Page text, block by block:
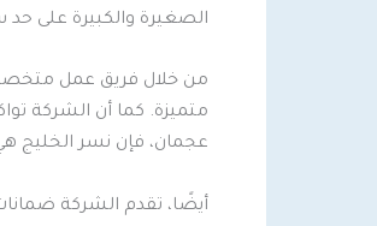
الصغيرة والكبيرة على حد
من خلال فريق عمل
متميزة. كما أن الشركة
عجمان، فإن نسر الخليج هي
أيضًا، تقدم الشركة